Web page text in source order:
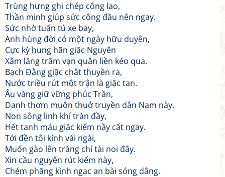
Trùng hưng ghi chép công lao,
Thần minh giúp sức công đầu nên ngay.
Sức nhờ tuấn tú xe bay,
Anh hùng đời có một ngày hữu duyên,
Cực kỳ hung hãn giặc Nguyên
Xâm lăng trăm vạn quân liền kéo qua.
Bạch Đằng giặc chật thuyền ra,
Nước triều rút một trận là giặc tan.
Âu vàng giữ vững phúc Trần,
Danh thơm muôn thuở truyền dân Nam này.
Non sông linh khí tràn đầy,
Hết tanh máu giặc kiếm nầy cất ngay.
Tới đền tôi kính vái ngài,
Muốn gào lên tráng chí tài noi đây.
Xin cầu nguyện rút kiếm này,
Chém phăng kình ngạc an bài sóng dâng.